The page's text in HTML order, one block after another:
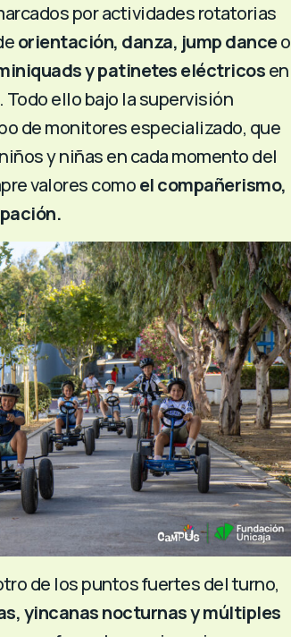
por actividades rotatorias
orientación, danza, jump danceo
y patinetes eléctricosen
ello bajo la supervisión
de monitores especializado, que
y niñas en cada momento del
valores comoel compañerismo,
de los puntos fuertes del turno,
yincanas nocturnas y múltiples